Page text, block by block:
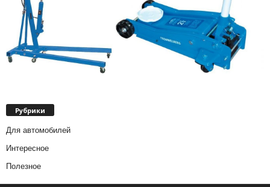
Рубрики
Для автомобилей
Интересное
Полезное